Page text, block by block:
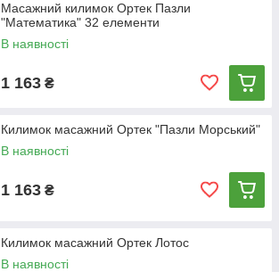
Масажний килимок Ортек Пазли
"Математика" 32 елементи
В наявності
1 163 ₴
Килимок масажний Ортек "Пазли Морський"
В наявності
1 163 ₴
Килимок масажний Ортек Лотос
В наявності